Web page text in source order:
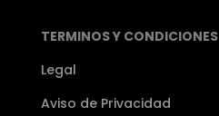
TERMINOS Y CONDICIONES
Legal
Aviso de Privacidad